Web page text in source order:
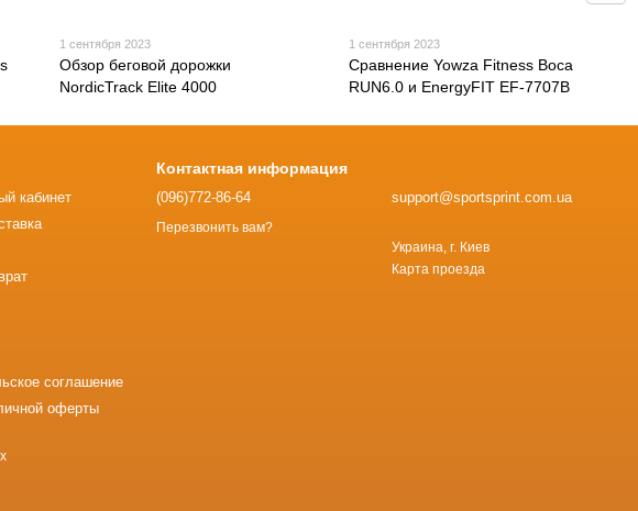
1 сентября 2023
Обзор беговой дорожки
NordicTrack Elite 4000
1 сентября 2023
Сравнение Yowza Fitness Boca
RUN6.0 и EnergyFIT EF-7707B
кабинет
соглашение
оферты
Контактная информация
(096)772-86-64
Перезвонить вам?
support@sportsprint.com.ua
Украина, г. Киев
Карта проезда